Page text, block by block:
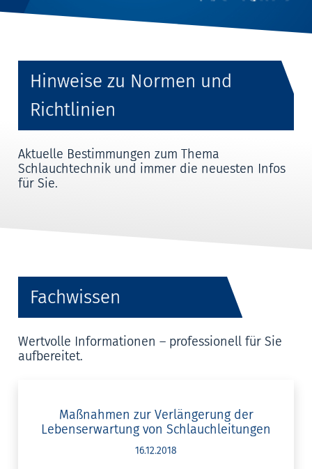
Hinweise zu Normen und
Richtlinien
Aktuelle Bestimmungen zum Thema
Schlauchtechnik und immer die neuesten Infos
für Sie.
Fachwissen
Wertvolle Informationen – professionell für Sie
aufbereitet.
Maßnahmen zur Verlängerung der
Lebenserwartung von Schlauchleitungen
16.12.2018